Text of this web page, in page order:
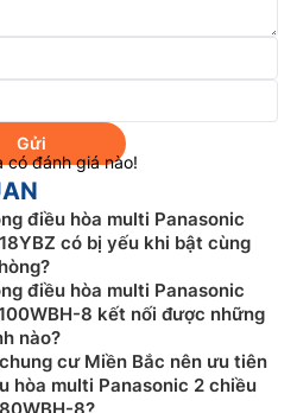
trong không khí, đồng
gặp đem lại bầu không
độc lập (mà không cần bật
tiêu thụ năng lượng thấp 25
khí liên tục, đem lại không
hơn cho bạn và gia đình –
thành một không gian sống
Gửi
có đánh giá nào!
điều hòa multi Panasonic
có bị yếu khi bật cùng
điều hòa multi Panasonic
8 kết nối được những
nào?
cư Miền Bắc nên ưu tiên
hòa multi Panasonic 2 chiều
8?